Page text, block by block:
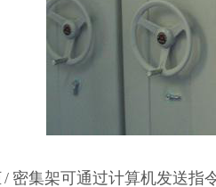
/ 密集架可通过计算机发送